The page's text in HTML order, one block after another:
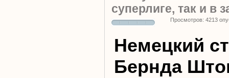
суперлиге, так и в
Просмотров: 4213
Немецкий
Бернда